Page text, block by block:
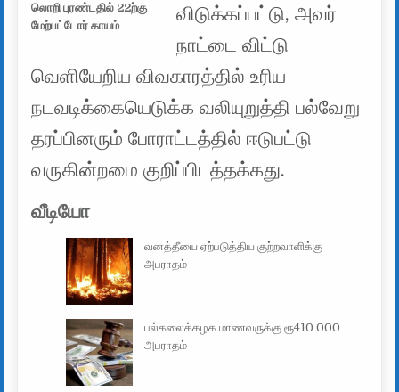
லொறி புரண்டதில் 22ற்கு
மேற்பட்டோர் காயம்
விடுக்கப்பட்டு, அவர்
நாட்டை விட்டு
வெளியேறிய விவகாரத்தில் உரிய
நடவடிக்கையெடுக்க வலியுறுத்தி பல்வேறு
தரப்பினரும் போராட்டத்தில் ஈடுபட்டு
வருகின்றமை குறிப்பிடத்தக்கது.
வீடியோ
வனத்தீயை ஏற்படுத்திய குற்றவாளிக்கு
அபராதம்
பல்கலைக்கழக மாணவருக்கு ரூ410 000
அபராதம்